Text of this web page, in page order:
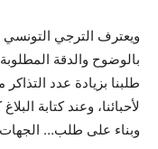
ويعترف الترجي التونسي
بالوضوح والدقة
طلبنا بزيادة عدد
لأحبائنا، وعند كتابة
وبناء على طلب… الجهات